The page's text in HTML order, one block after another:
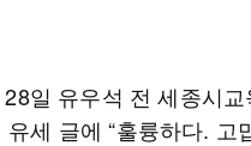
일 유우석 전 세종시교
세 글에 “훌륭하다. 고